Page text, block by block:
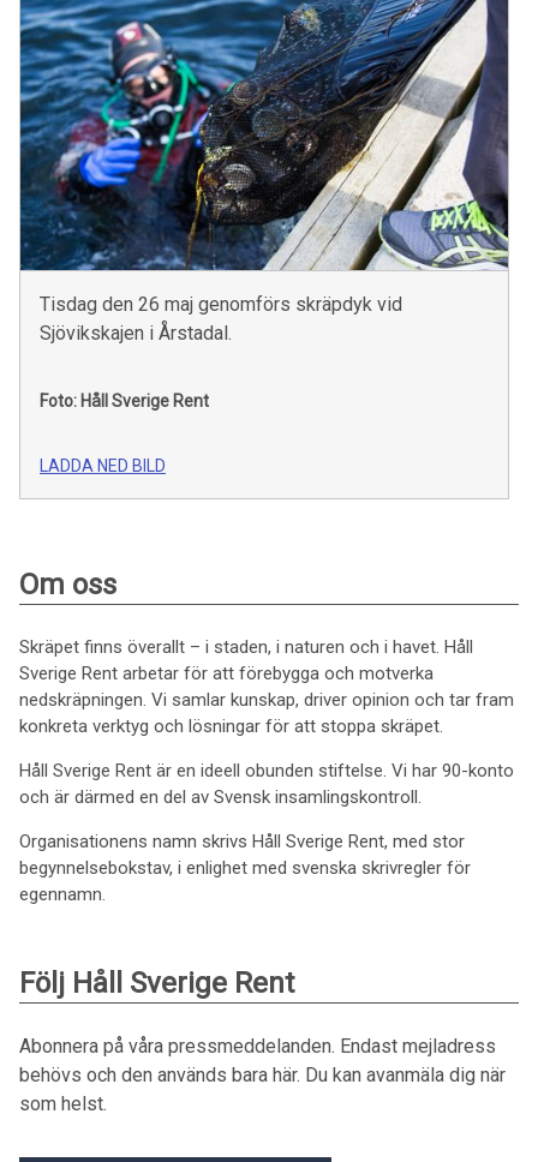
Tisdag den 26 maj genomförs skräpdyk vid
Sjövikskajen i Årstadal.
Foto: Håll Sverige Rent
LADDA NED BILD
Om oss
Skräpet finns överallt – i staden, i naturen och i havet. Håll
Sverige Rent arbetar för att förebygga och motverka
nedskräpningen. Vi samlar kunskap, driver opinion och tar fram
konkreta verktyg och lösningar för att stoppa skräpet.
Håll Sverige Rent är en ideell obunden stiftelse. Vi har 90-konto
och är därmed en del av Svensk insamlingskontroll.
Organisationens namn skrivs Håll Sverige Rent, med stor
begynnelsebokstav, i enlighet med svenska skrivregler för
egennamn.
Följ Håll Sverige Rent
Abonnera på våra pressmeddelanden. Endast mejladress
behövs och den används bara här. Du kan avanmäla dig när
som helst.